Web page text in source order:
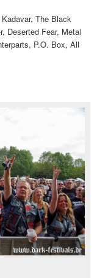
The Black
Deserted Fear, Metal
P.O. Box, All